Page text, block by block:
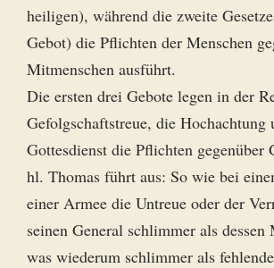
heiligen), während die zweite
Gebot) die Pflichten der Menschen
Mitmenschen ausführt.
Die ersten drei Gebote legen in der
Gefolgschaftstreue, die Hochachtung
Gottesdienst die Pflichten gegenüber
hl. Thomas führt aus: So wie bei
einer Armee die Untreue oder der
seinen General schlimmer als
was wiederum schlimmer als